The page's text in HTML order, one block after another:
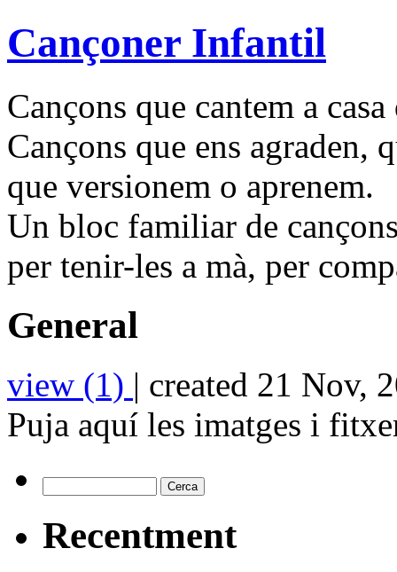
Cançoner Infantil
Cançons que cantem a
Cançons que ens agraden,
que versionem o aprenem.
Un bloc familiar de
per tenir-les a mà, per
General
view (1) | created 21 Nov,
Puja aquí les imatges i
Recentment